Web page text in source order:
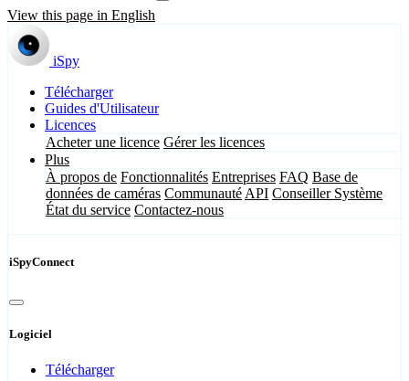
View this page in English
iSpy
Télécharger
Guides d'Utilisateur
Licences
Acheter une licence Gérer les licences
Plus
À propos de Fonctionnalités Entreprises FAQ Base de
données de caméras Communauté API Conseiller Système
État du service Contactez-nous
iSpyConnect
Logiciel
Télécharger